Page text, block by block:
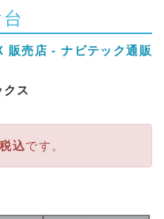
販売店 - ナビテック通販
ス
込です。